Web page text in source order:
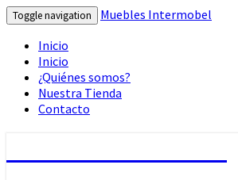
Toggle navigation
Muebles Intermobel
Inicio
Inicio
¿Quiénes somos?
Nuestra Tienda
Contacto